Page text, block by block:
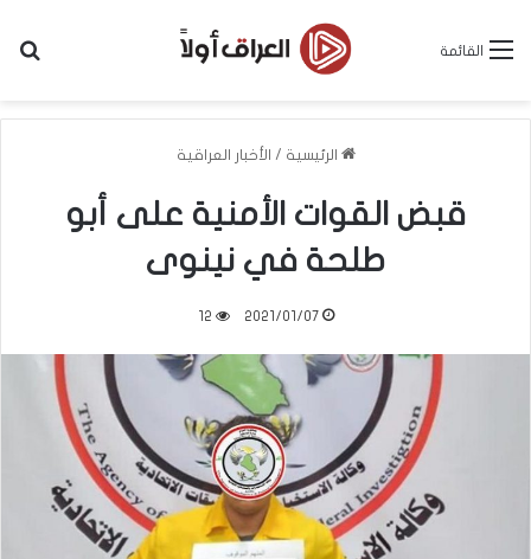
القائمة
الرئيسية / الأخبار العراقية
قبض القوات الأمنية على أبو
طلحة في نينوى
2021/01/07
12